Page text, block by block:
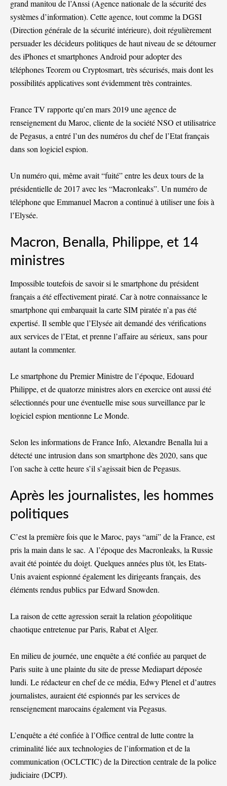
grand manitou de l’Anssi (Agence nationale de la sécurité des
systèmes d’information). Cette agence, tout comme la DGSI
(Direction générale de la sécurité intérieure), doit régulièrement
persuader les décideurs politiques de haut niveau de se détourner
des iPhones et smartphones Android pour adopter des
téléphones Teorem ou Cryptosmart, très sécurisés, mais dont les
possibilités applicatives sont évidemment très contraintes.
France TV rapporte qu’en mars 2019une agence de
renseignement du Maroc, cliente de la société NSO et utilisatrice
de Pegasus, a entré l’un des numéros du chef de l’Etat français
dans son logiciel espion.
Un numéro qui, même avait “fuité” entre les deux tours de la
présidentielle de 2017 avec les “Macronleaks”. Un numéro de
téléphone que Emmanuel Macron a continué à utiliser une fois à
l’Elysée.
Macron, Benalla, Philippe, et 14
ministres
Impossible toutefois de savoir si le smartphone du président
français a été effectivement piraté. Car à notre connaissance le
smartphone qui embarquait la carte SIM piratée n’a pas été
expertisé. Il semble que l’Elysée ait demandé des vérifications
aux services de l’Etat, et prenne l’affaire au sérieux, sans pour
autant la commenter.
Le smartphone du Premier Ministre de l’époque, Edouard
Philippe, et de quatorze ministres alors en exercice ont aussi été
sélectionnés pour une éventuelle mise sous surveillance par le
logiciel espion mentionne Le Monde.
Selon les informations de France Info, Alexandre Benalla lui a
détecté une intrusion dans son smartphone dès 2020, sans que
l’on sache à cette heure s’il s’agissait bien de Pegasus.
Après les journalistes, les hommes
politiques
C’est la première fois que le Maroc, pays “ami” de la France, est
pris la main dans le sac. A l’époque des Macronleaks, la Russie
avait été pointée du doigt. Quelques années plus tôt, les Etats-
Unis avaient espionné également les dirigeants français, des
éléments rendus publics par Edward Snowden.
La raison de cette agression serait la relation géopolitique
chaotique entretenue par Paris, Rabat et Alger.
En milieu de journée, une enquête a été confiée au parquet de
Paris suite à une plainte du site de presse Mediapart déposée
lundi. Le rédacteur en chef de ce média, Edwy Plenel et d’autres
journalistes, auraient été espionnés par les services de
renseignement marocains également via Pegasus.
L’enquête a été confiée à l’Office central de lutte contre la
criminalité liée aux technologies de l’information et de la
communication (OCLCTIC) de la Direction centrale de la police
judiciaire (DCPJ).